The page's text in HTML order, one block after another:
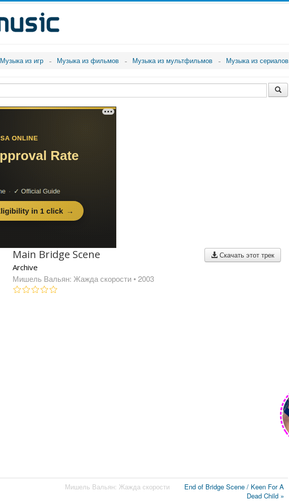
Музыка из игр Музыка из фильмов Музыка из мультфильмов Музыка из сериалов
Скачать этот трек
Main Bridge Scene
Archive
Мишель Вальян: Жажда скорости • 2003
Мишель Вальян: Жажда скорости
End of Bridge Scene / Keen For A
Dead Child »